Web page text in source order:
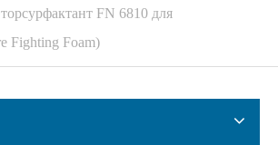
FN 6810 для
Fighting Foam)